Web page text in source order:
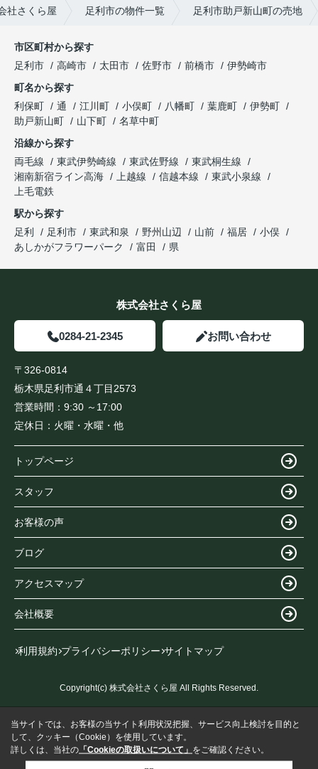
社さくら屋 足利市の物件一覧 足利市助戸新山町の売地
市区町村から探す
足利市
高崎市 太田市 佐野市 前橋市
伊勢崎市
町名から探す
利保町
通 江川町 小俣町 八幡町 葉鹿町
伊勢町
助戸新山町
山下町
名草中町
沿線から探す
両毛線
東武伊勢崎線 東武佐野線
東武桐生線
湘南新宿ライン高海
上越線 信越本線
東武小泉線
上毛電鉄
駅から探す
足利
足利市 東武和泉 野州山辺 山前 福居
小俣
あしかがフラワーパーク
富田 県
株式会社さくら屋
0284-21-2345 お問い合わせ
〒326-0814
栃木県足利市通４丁目2573
営業時間： 9:30 ～17:00
定休日： 火曜・水曜・他
トップページ
スタッフ
お客様の声
ブログ
アクセスマップ
会社概要
利用規約 プライバシーポリシー サイトマップ
Copyright(c) 株式会社さくら屋 All Rights Reserved.
当サイトでは、お客様の当サイト利用状況把握、サービス向上検討を目的と
して、クッキー（Cookie）を使用しています。
詳しくは、当社の 「Cookieの取扱いについて」 をご確認ください。